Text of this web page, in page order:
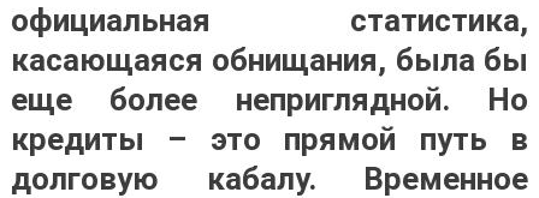
официальная статистика,
касающаяся обнищания, была бы
еще более неприглядной. Но
кредиты – это прямой путь в
долговую кабалу. Временное